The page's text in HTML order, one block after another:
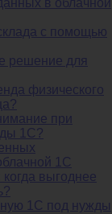
в облачной
с помощью
решение для
физического
при
1С?
1С
выгоднее
1С под нужды